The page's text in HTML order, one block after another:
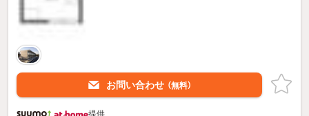
お問い合わせ （無料）
提供